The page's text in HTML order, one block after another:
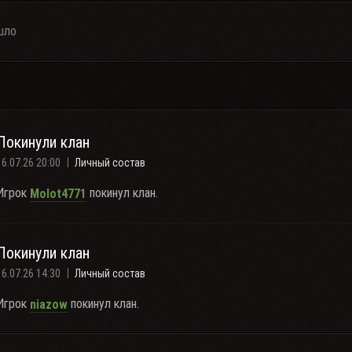
клан
20:00 Личный состав
Molot4771 покинул клан.
клан
14:30 Личный состав
niazow покинул клан.